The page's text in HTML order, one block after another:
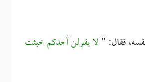
فقال: " لا يقولن أحدكم خبثت